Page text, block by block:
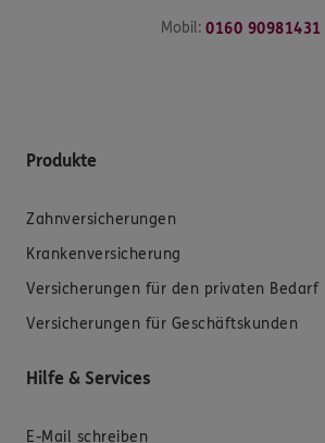
Mobil: 0160 90981431
Produkte
Zahnversicherungen
Krankenversicherung
Versicherungen für den privaten Bedarf
Versicherungen für Geschäftskunden
Hilfe & Services
E-Mail schreiben